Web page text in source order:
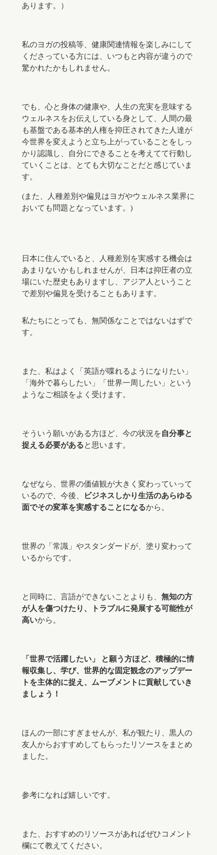
あります。） ⠀
私のヨガの投稿等、健康関連情報を楽しみにして
くださっている方には、いつもと内容が違うので
驚かれたかもしれません。
でも、心と身体の健康や、人生の充実を意味する
ウェルネスをお伝えしている身として、人間の最
も基盤である基本的人権を抑圧されてきた人達が
今世界を変えようと立ち上がっていることをしっ
かり認識し、自分にできることを考えてて行動し
ていくことは、とても大切なことだと感じていま
す。
(また、人種差別や偏見はヨガやウェルネス業界に
おいても問題となっています。)
日本に住んでいると、人種差別を実感する機会は
あまりないかもしれませんが、
日本は抑圧者の立
場にいた歴史もありますし、アジア人ということ
で差別や偏見を受けることもあります。
私たちにとっても、無関係なことではないはずで
す。
また、私はよく「英語が喋れるようになりたい」
「海外で暮らしたい」「世界一周したい」という
ようなご相談をよく受けます。
そういう願いがある方ほど、今の状況を自分事と
捉える必要があると思います。
なぜなら、世界の価値観が大きく変わっていって
いるので、今後、
ビジネスしかり生活のあらゆる
面でその変革を実感することになるから。
世界の「常識」やスタンダードが、塗り変わって
いるからです。
と同時に、言語ができないことよりも、 無知の方
が人を傷つけたり、トラブルに発展する可能性が
高いから。
「世界で活躍したい」 と願う方ほど、積極的に情
報収集し、学び、世界的な固定観念のアップデー
トを主体的に捉え、ムーブメントに貢献していき
ましょう！
ほんの一部にすぎませんが、私が観たり、黒人の
友人からおすすめしてもらったリソースをまとめ
ました。
参考になれば嬉しいです。
また、おすすめのリソースがあればぜひコメント
欄にて教えてください。